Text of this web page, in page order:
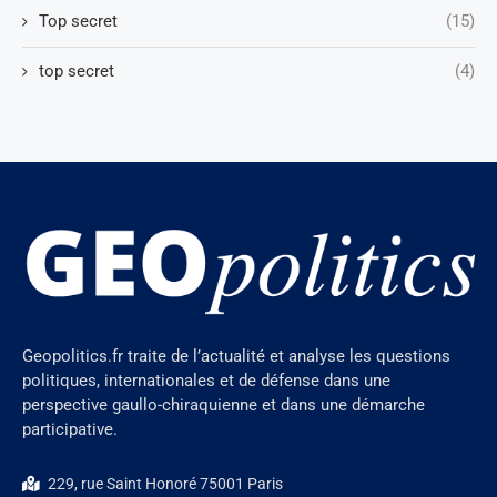
Top secret (15)
top secret (4)
Geopolitics.fr traite de l’actualité et analyse les questions
politiques, internationales et de défense dans une
perspective gaullo-chiraquienne et dans une démarche
participative.
229, rue Saint Honoré 75001 Paris